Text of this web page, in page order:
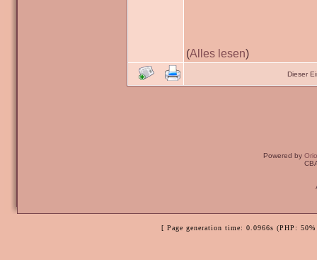
(Alles lesen)
Dieser
Powered by
[ Page generation time: 0.0966s (PHP: